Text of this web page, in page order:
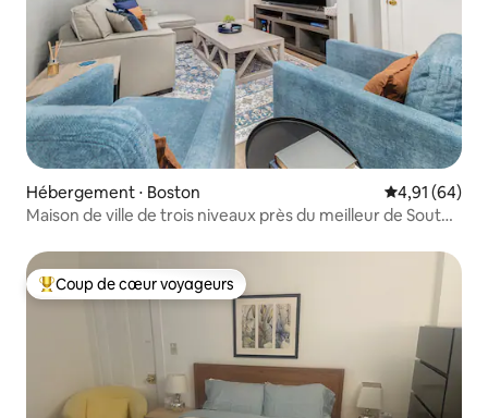
Hébergement ⋅ Boston Évaluation
4,91 (64)
Maison de ville de trois niveaux près du meilleur de South
Coups de cœur voyageurs les plus appréciés
Coup de cœur voyageurs